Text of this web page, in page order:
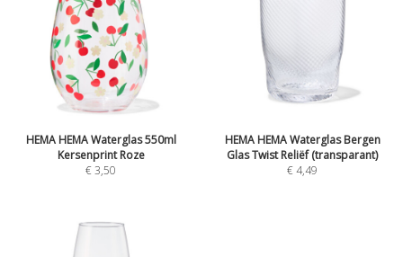
HEMA HEMA Waterglas 550ml
Kersenprint Roze
€ 3,50
HEMA HEMA Waterglas Bergen
Glas Twist Reliëf (transparant)
€ 4,49